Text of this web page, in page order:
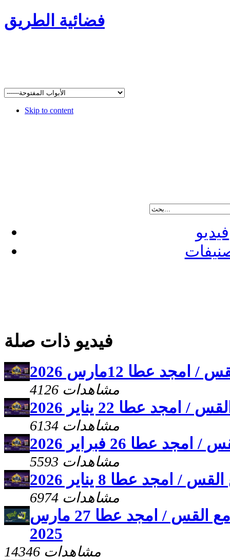
فضائية الطريق
Skip to content
فيديو
فيديو ذات صلة
عطا 12مارس 2026
4126 مشاهدات
عطا 22 يناير 2026
6134 مشاهدات
26 فبراير 2026
5593 مشاهدات
عطا 8 يناير 2026
6974 مشاهدات
برنامج علمنى يسوع مع القس / امجد عطا 27 مارس
2025
14346 مشاهدات